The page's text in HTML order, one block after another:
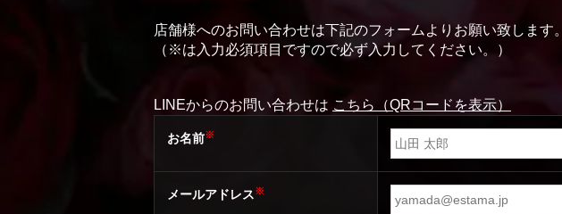
店舗様へのお問い合わせは下記のフォームよりお願い致します。
（※は入力必須項目ですので必ず入力してください。）
LINEからのお問い合わせは こちら（QRコードを表示）
お名前※
メールアドレス※